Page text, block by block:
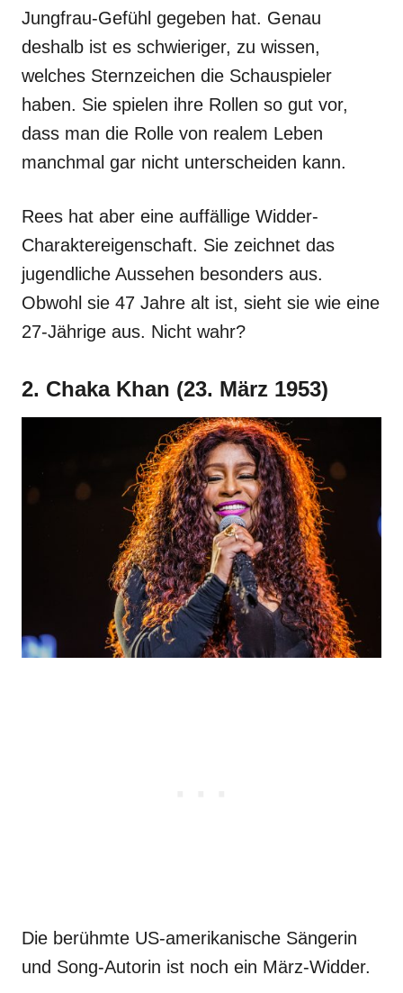
Jungfrau-Gefühl gegeben hat. Genau
deshalb ist es schwieriger, zu wissen,
welches Sternzeichen die Schauspieler
haben. Sie spielen ihre Rollen so gut vor,
dass man die Rolle von realem Leben
manchmal gar nicht unterscheiden kann.
Rees hat aber eine auffällige Widder-
Charaktereigenschaft. Sie zeichnet das
jugendliche Aussehen besonders aus.
Obwohl sie 47 Jahre alt ist, sieht sie wie eine
27-Jährige aus. Nicht wahr?
2. Chaka Khan (23. März 1953)
Die berühmte US-amerikanische Sängerin
und Song-Autorin ist noch ein März-Widder.